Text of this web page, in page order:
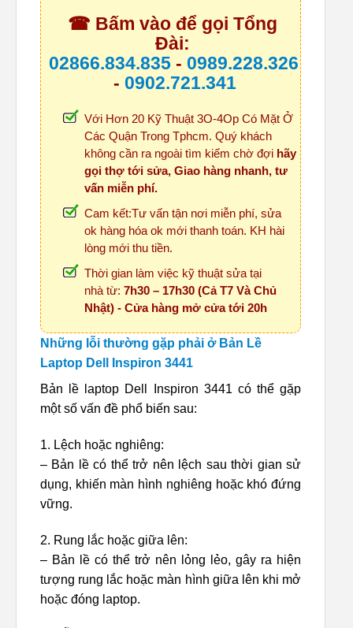
☎ Bấm vào để gọi Tổng
Đài:
02866.834.835 - 0989.228.326
- 0902.721.341
Với Hơn 20 Kỹ Thuật 3O-4Op Có Mặt Ở
Các Quận Trong Tphcm. Quý khách
không cần ra ngoài tìm kiếm chờ đợi hãy
gọi thợ tới sửa, Giao hàng nhanh, tư
vấn miễn phí.
Cam kết:Tư vấn tận nơi miễn phí, sửa
ok hàng hóa ok mới thanh toán. KH hài
lòng mới thu tiền.
Thời gian làm việc kỹ thuật sửa tại
nhà từ: 7h30 – 17h30 (Cả T7 Và Chủ
Nhật) - Cửa hàng mở cửa tới 20h
Những lỗi thường gặp phải ở Bản Lề
Laptop Dell Inspiron 3441
Bản lề laptop Dell Inspiron 3441 có thể gặp
một số vấn đề phổ biến sau:
1. Lệch hoặc nghiêng:
– Bản lề có thể trở nên lệch sau thời gian sử
dụng, khiến màn hình nghiêng hoặc khó đứng
vững.
2. Rung lắc hoặc giữa lên:
– Bản lề có thể trở nên lỏng lẻo, gây ra hiện
tượng rung lắc hoặc màn hình giữa lên khi mở
hoặc đóng laptop.